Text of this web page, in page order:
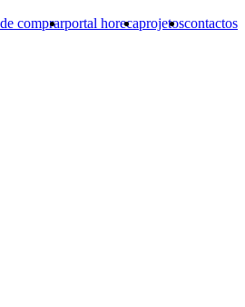
comprarportal horecaprojetoscontactos